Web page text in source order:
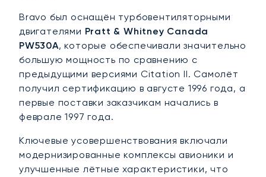
Bravo был оснащён турбовентиляторными
двигателями Pratt & Whitney Canada
PW530A, которые обеспечивали значительно
большую мощность по сравнению с
предыдущими версиями Citation II. Самолёт
получил сертификацию в августе 1996 года, а
первые поставки заказчикам начались в
феврале 1997 года.
Ключевые усовершенствования включали
модернизированные комплексы авионики и
улучшенные лётные характеристики, что